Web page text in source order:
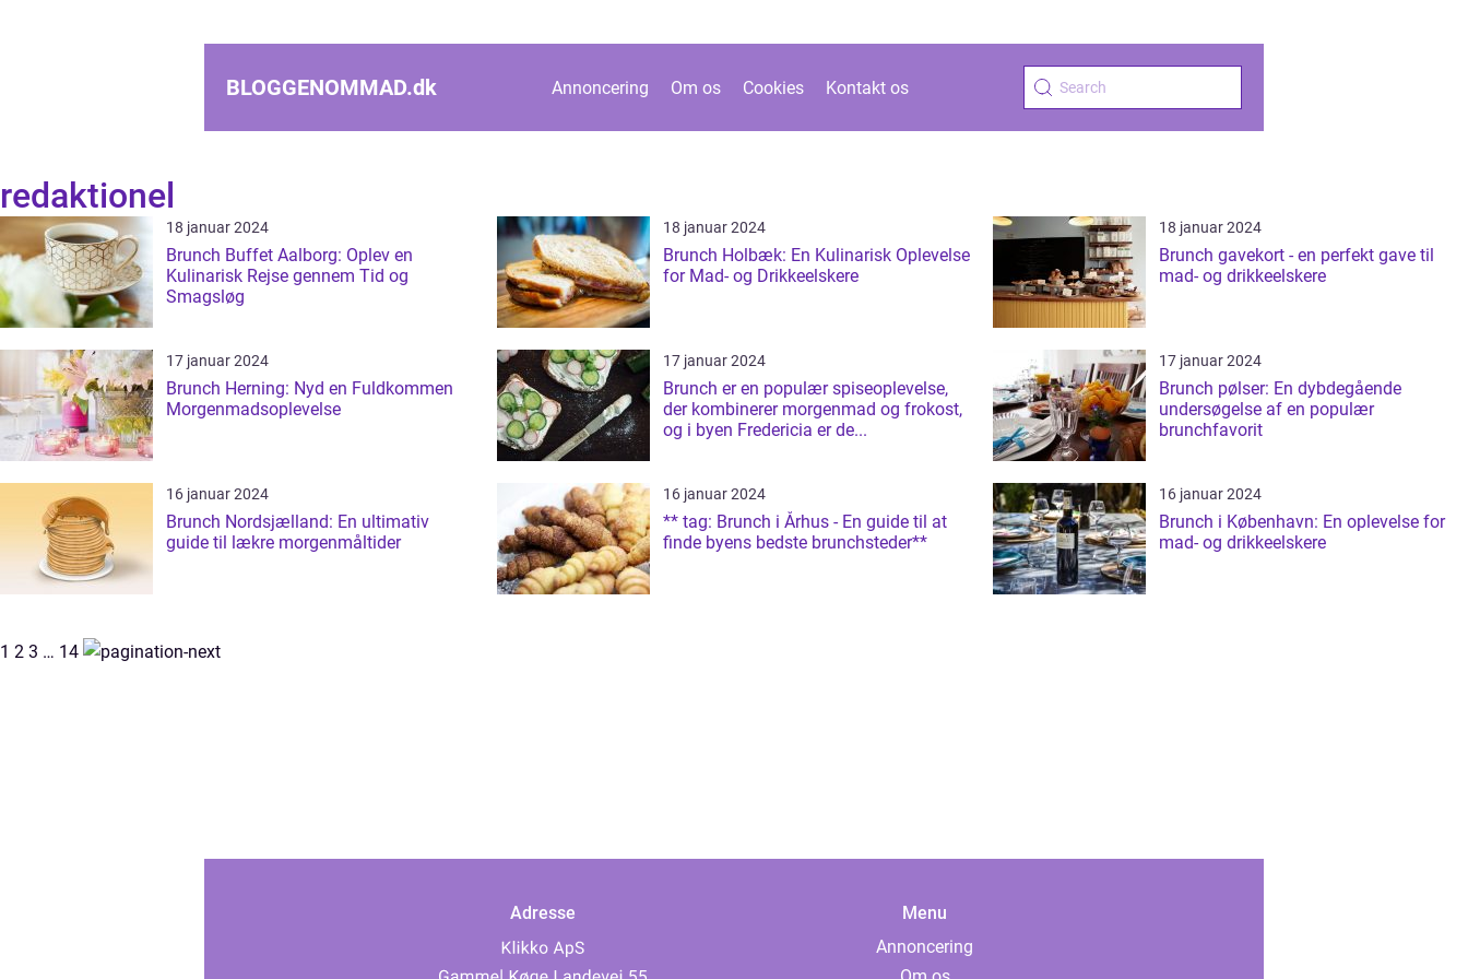
BLOGGENOMMAD.dk Annoncering Om os Cookies Kontakt os
redaktionel
18 januar 2024
Brunch Buffet Aalborg: Oplev en
Kulinarisk Rejse gennem Tid og
Smagsløg
18 januar 2024
Brunch Holbæk: En Kulinarisk Oplevelse
for Mad- og Drikkeelskere
18 januar 2024
Brunch gavekort - en perfekt gave til
mad- og drikkeelskere
17 januar 2024
Brunch Herning: Nyd en Fuldkommen
Morgenmadsoplevelse
17 januar 2024
Brunch er en populær spiseoplevelse,
der kombinerer morgenmad og frokost,
og i byen Fredericia er de...
17 januar 2024
Brunch pølser: En dybdegående
undersøgelse af en populær
brunchfavorit
16 januar 2024
Brunch Nordsjælland: En ultimativ
guide til lækre morgenmåltider
16 januar 2024
** tag: Brunch i Århus - En guide til at
finde byens bedste brunchsteder**
16 januar 2024
Brunch i København: En oplevelse for
mad- og drikkeelskere
1 2 3 … 14
Adresse
Menu
Annoncering